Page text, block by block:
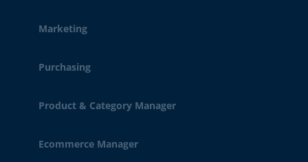
Marketing
Purchasing
Product & Category Manager
Ecommerce Manager